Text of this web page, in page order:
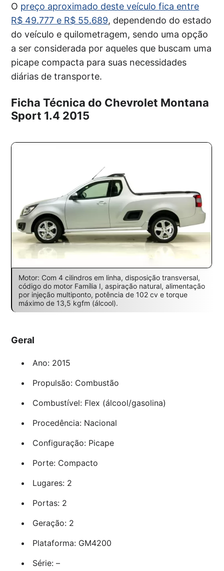
O preço aproximado deste veículo fica entre
R$ 49.777 e R$ 55.689, dependendo do estado
do veículo e quilometragem, sendo uma opção
a ser considerada por aqueles que buscam uma
picape compacta para suas necessidades
diárias de transporte.
Ficha Técnica do Chevrolet Montana
Sport 1.4 2015
Motor: Com 4 cilindros em linha, disposição transversal,
código do motor Família I, aspiração natural, alimentação
por injeção multiponto, potência de 102 cv e torque
máximo de 13,5 kgfm (álcool).
Geral
Ano: 2015
Propulsão: Combustão
Combustível: Flex (álcool/gasolina)
Procedência: Nacional
Configuração: Picape
Porte: Compacto
Lugares: 2
Portas: 2
Geração: 2
Plataforma: GM4200
Série: –